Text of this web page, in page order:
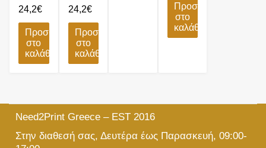
24,2€
Προσθήκη
στο
καλάθι
24,2€
Προσθήκη
στο
καλάθι
Προσθήκη
στο
καλάθι
Need2Print Greece – EST 2016
Στην διαθεσή σας, Δευτέρα έως Παρασκευή, 09:00-